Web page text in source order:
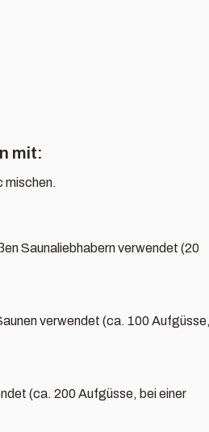
mit:
mischen.
Saunaliebhabern verwendet (20
verwendet (ca. 100 Aufgüsse,
(ca. 200 Aufgüsse, bei einer